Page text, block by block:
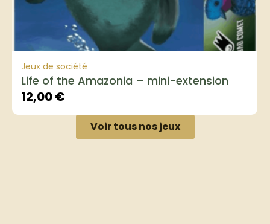
Jeux de société
Life of the Amazonia – mini-extension
12,00€
Voir tous nos jeux